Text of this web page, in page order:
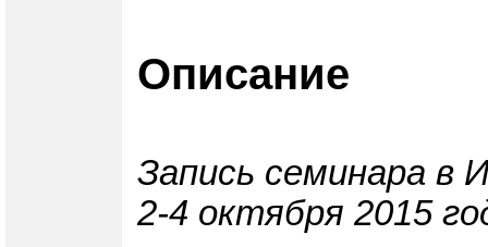
Описание
Запись семинара в
2-4 октября 2015